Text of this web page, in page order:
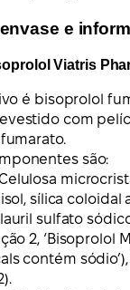
e
Viatris
é bisoprolol
com
são:
sílica coloidal
sulfato
2, ‘Bisoprolol
contém